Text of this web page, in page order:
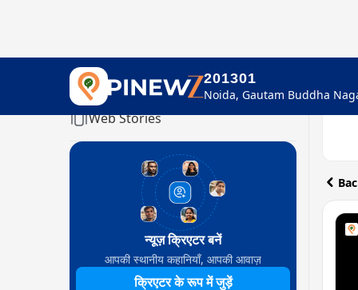
201301
Home
Web Stories
न्यूज़ क्रिएटर बनें
आपकी स्थानीय कहानियाँ, आपकी आवाज़
क्रिएटर के रूप में जुड़ें